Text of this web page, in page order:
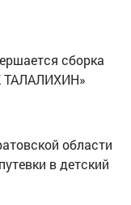
сборка
ТАЛАЛИХИН»
области
в детский